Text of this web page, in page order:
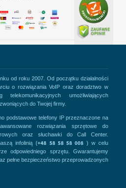
od roku 2007. Od początku działalności
o rozwiązania VoIP oraz doradztwo w
umożliwiających
do Twojej firmy.
podstawowe telefony IP przeznaczone na
rozwiązania sprzętowe do
oraz słuchawki do Call Center.
infolinią (+48 58 58 58 008) w celu
odpowiedniego sprzętu. Gwarantujemy
pełne bezpieczeństwo przeprowadzonych